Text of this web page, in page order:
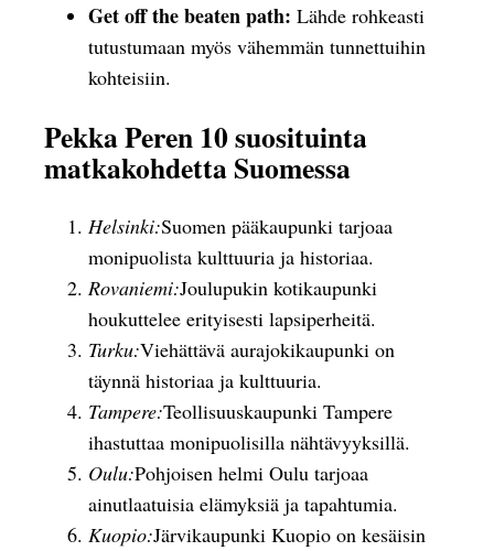
Get off the beaten path: Lähde rohkeasti
tutustumaan myös vähemmän tunnettuihin
kohteisiin.
Pekka Peren 10 suosituinta
matkakohdetta Suomessa
Helsinki:Suomen pääkaupunki tarjoaa
monipuolista kulttuuria ja historiaa.
Rovaniemi:Joulupukin kotikaupunki
houkuttelee erityisesti lapsiperheitä.
Turku:Viehättävä aurajokikaupunki on
täynnä historiaa ja kulttuuria.
Tampere:Teollisuuskaupunki Tampere
ihastuttaa monipuolisilla nähtävyyksillä.
Oulu:Pohjoisen helmi Oulu tarjoaa
ainutlaatuisia elämyksiä ja tapahtumia.
Kuopio:Järvikaupunki Kuopio on kesäisin